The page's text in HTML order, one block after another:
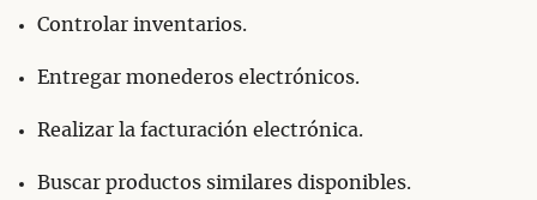
Controlar inventarios.
Entregar monederos electrónicos.
Realizar la facturación electrónica.
Buscar productos similares disponibles.